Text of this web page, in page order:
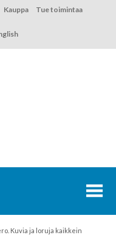
Kauppa Tue toimintaa
Kuvia ja loruja kaikkein